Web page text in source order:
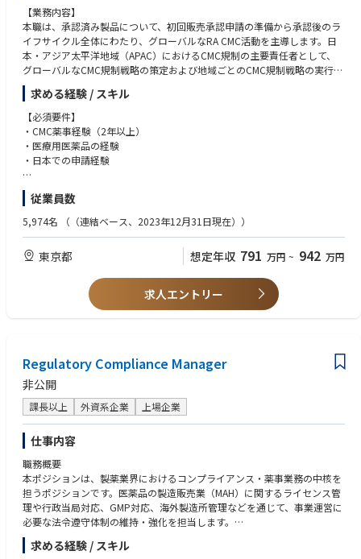
【業務内容】
本職は、承認済み製品について、初回販売承認申請の準備から承認後のラ
イフサイクル全体にわたり、グローバルなRA CMC活動を主導します。日
本・アジア太平洋地域（APAC）におけるCMC規制の主要責任者として、
グローバルなCMC規制戦略の策定および地域ごとのCMC規制戦略の実行、
高品質かつコンプライアンスに準拠した申請書類の作成、ならびに各地域
の規制当局との連携管理を担当します。
また、特定の製品タイプおよび／または国・地域（日本での経験必須、ア
ジア太平洋地域での経験望ましい）におけるRA CMCの専門家として認め
られ、複数のグローバルプログラムで活用される権威ある規制に関する知
見を提供します。職務責任には、初回販売承認申請におけるRA CMC活動
性の確保、ならびに規制リスクの積極的な特定と軽減が含まれます。
また、部門横断的なチーム、外部パートナー、および規制当局に対して強
力なリーダーシップと影響力を発揮し、査察、監査、デューデリジェンス
活動を支援するとともに、グローバルなRA CMC組織内における継続的な
で、複雑なCMC規制関連業務を主導し、グローバルな意思決定に影響を与
え、技術および製造部門のリーダーと緊密に連携していただきます。自律
性と責任感を持ち、グローバルレベルで規制上の成果を形作ることにやり
がいを感じる方にとって、この役割はまさにうってつけです。
求める経験 / スキル
【必須要件】
・CMC薬事経験（2年以上）
・医療用医薬品の経験
・日本での申請経験
【尚可要件】
・APACでの申請経験
・バイオ医薬品の経験
＜求める人物像＞
・優れたコミュニケーション能力、調整力、問題解決能力をお持ちの方
・主体的で責任感のある姿勢をお持ちの方
・グローバルな環境において複数の優先事項を自律的に管理できるスキル
従業員数
5,974名 （（連結ベース、2023年12月31日現在））
東京都 想定年収 791 万円 ~ 942 万円
求人エントリー
Regulatory Compliance Manager
非公開
課長以上 外資系企業 上場企業
仕事内容
職務概要
本ポジションは、製薬業界におけるコンプライアンス・薬事業務の中核を
担うポジションです。医薬品の製造販売業（MAH）に関するライセンス管
理や行政当局対応、GMP対応、海外製造所管理などを通じて、事業運営に
必要な法令遵守体制の維持・強化を担当します。
主な業務内容
求める経験 / スキル